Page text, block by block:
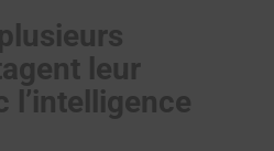
leur
l’intelligence